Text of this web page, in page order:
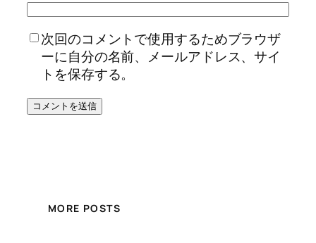
次回のコメントで使用するためブラウザ
ーに自分の名前、メールアドレス、サイ
トを保存する。
MORE POSTS